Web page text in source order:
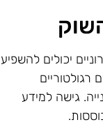
יכולים להשפיע
גישה למידע